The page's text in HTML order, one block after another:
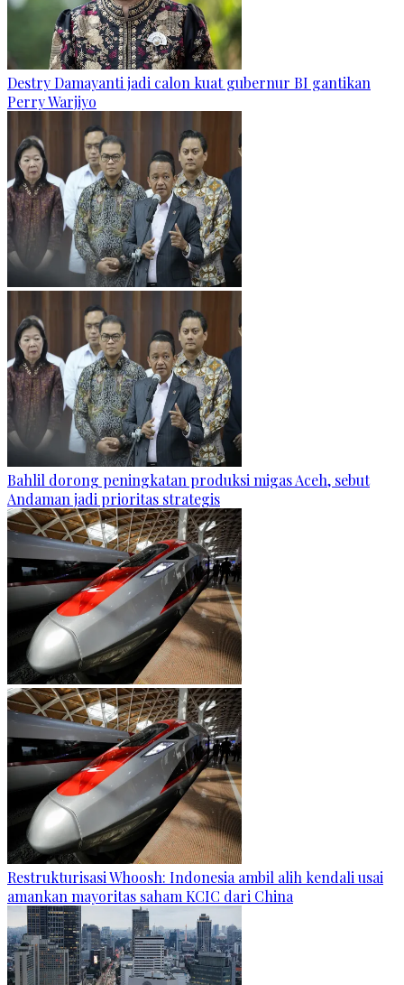
Destry Damayanti jadi calon kuat gubernur BI gantikan
Perry Warjiyo
Bahlil dorong peningkatan produksi migas Aceh, sebut
Andaman jadi prioritas strategis
Restrukturisasi Whoosh: Indonesia ambil alih kendali usai
amankan mayoritas saham KCIC dari China